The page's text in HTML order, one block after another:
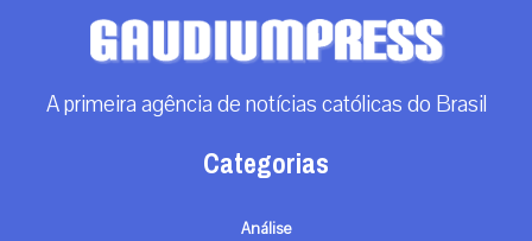
A primeira agência de notícias católicas do Brasil
Categorias
Análise